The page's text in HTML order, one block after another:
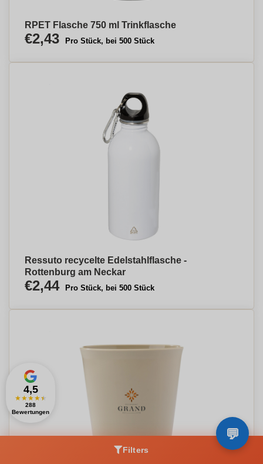
RPET Flasche 750 ml Trinkflasche
€2,43 Pro Stück, bei 500 Stück
Ressuto recycelte Edelstahlflasche -
Rottenburg am Neckar
€2,44 Pro Stück, bei 500 Stück
Filters
4,5
★★★★★
288
Bewertungen